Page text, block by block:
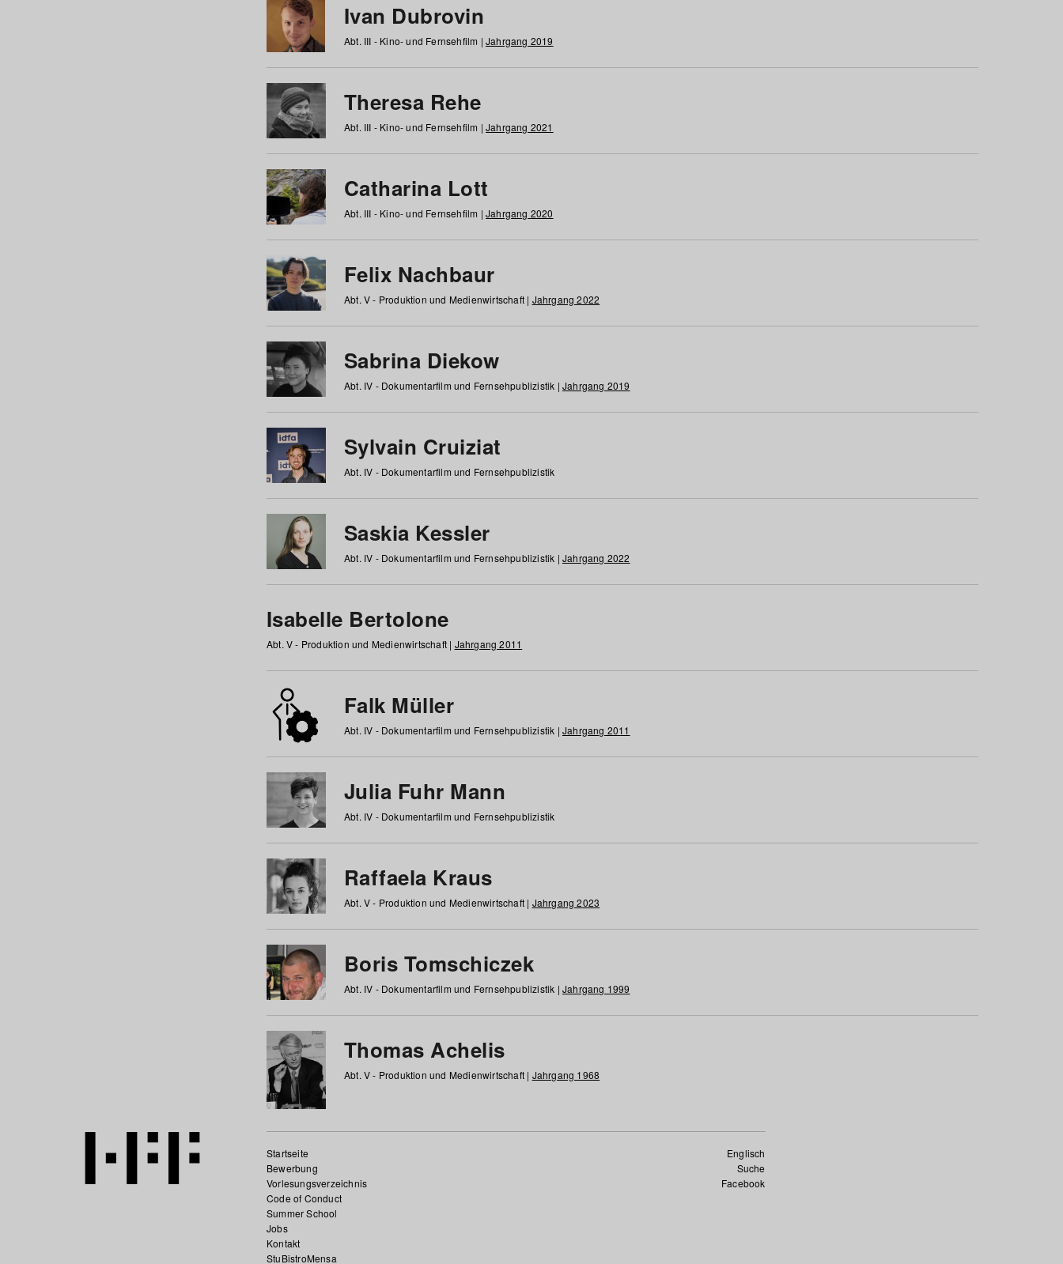
Ivan Dubrovin
Abt. III - Kino- und Fernsehfilm | Jahrgang 2019
Theresa Rehe
Abt. III - Kino- und Fernsehfilm | Jahrgang 2021
Catharina Lott
Abt. III - Kino- und Fernsehfilm | Jahrgang 2020
Felix Nachbaur
Abt. V - Produktion und Medienwirtschaft | Jahrgang 2022
Sabrina Diekow
Abt. IV - Dokumentarfilm und Fernsehpublizistik | Jahrgang 2019
Sylvain Cruiziat
Abt. IV - Dokumentarfilm und Fernsehpublizistik
Saskia Kessler
Abt. IV - Dokumentarfilm und Fernsehpublizistik | Jahrgang 2022
Isabelle Bertolone
Abt. V - Produktion und Medienwirtschaft | Jahrgang 2011
Falk Müller
Abt. IV - Dokumentarfilm und Fernsehpublizistik | Jahrgang 2011
Julia Fuhr Mann
Abt. IV - Dokumentarfilm und Fernsehpublizistik
Raffaela Kraus
Abt. V - Produktion und Medienwirtschaft | Jahrgang 2023
Boris Tomschiczek
Abt. IV - Dokumentarfilm und Fernsehpublizistik | Jahrgang 1999
Thomas Achelis
Abt. V - Produktion und Medienwirtschaft | Jahrgang 1968
Englisch
Suche
Facebook
Startseite
Bewerbung
Vorlesungsverzeichnis
Code of Conduct
Summer School
Jobs
Kontakt
StuBistroMensa